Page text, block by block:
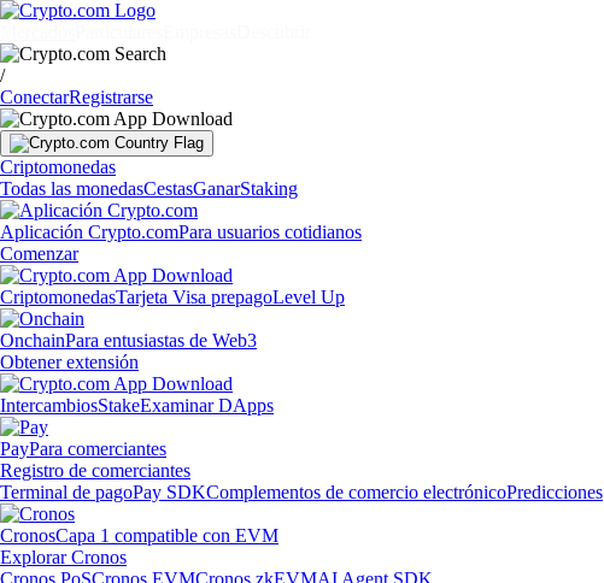
/
ConectarRegistrarse
Criptomonedas
Todas las monedasCestasGanarStaking
Aplicación Crypto.comPara usuarios cotidianos
Comenzar
CriptomonedasTarjeta Visa prepagoLevel Up
OnchainPara entusiastas de Web3
Obtener extensión
IntercambiosStakeExaminar DApps
PayPara comerciantes
Registro de comerciantes
Terminal de pagoPay SDKComplementos de comercio electrónicoPredicciones
CronosCapa 1 compatible con EVM
Explorar Cronos
Cronos PoSCronos EVMCronos zkEVMAI Agent SDK